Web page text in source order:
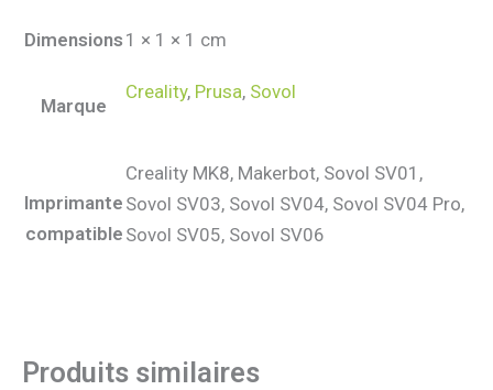
Dimensions 1 × 1 × 1 cm
Marque
Creality, Prusa, Sovol
Imprimante
compatible
Creality MK8, Makerbot, Sovol SV01,
Sovol SV03, Sovol SV04, Sovol SV04 Pro,
Sovol SV05, Sovol SV06
Produits similaires